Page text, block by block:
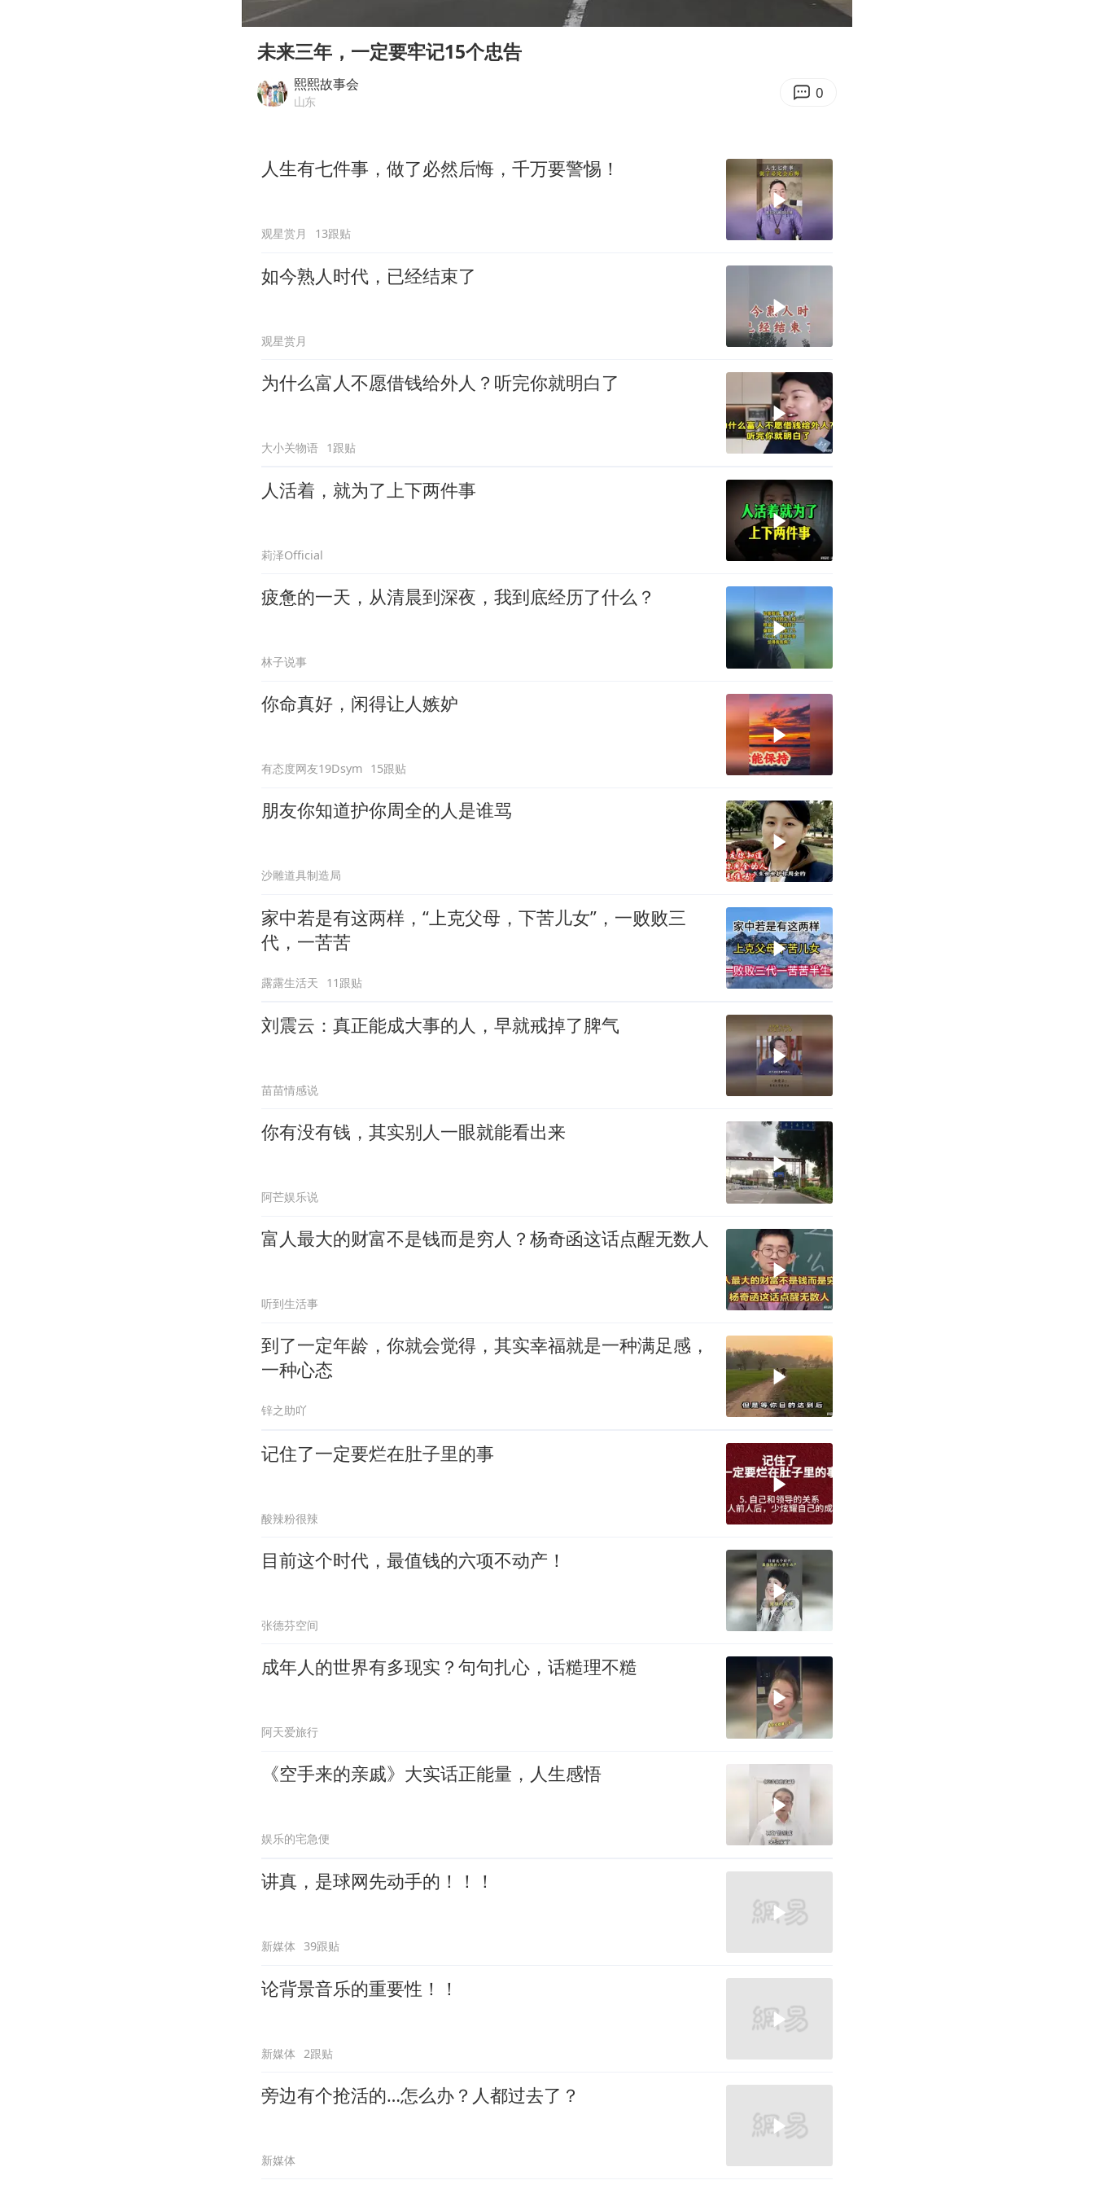
急诊医生漏诊致2岁患儿死亡获刑1年
李在明：韩国进入国家灾难状态
张家界中心汽车站候车厅漏水如瀑布
Play
00:00
Enter
未来三年，一定要牢记15个忠告
熙熙故事会
山东 0
人生有七件事，做了必然后悔，千万要警惕！
观星赏月 13跟贴
如今熟人时代，已经结束了
观星赏月
为什么富人不愿借钱给外人？听完你就明白了
大小关物语 1跟贴
人活着，就为了上下两件事
莉泽Official
疲惫的一天，从清晨到深夜，我到底经历了什么？
林子说事
你命真好，闲得让人嫉妒
有态度网友19Dsym 15跟贴
朋友你知道护你周全的人是谁骂
沙雕道具制造局
家中若是有这两样，“上克父母，下苦儿女”，一败败三
代，一苦苦
露露生活天 11跟贴
刘震云：真正能成大事的人，早就戒掉了脾气
苗苗情感说
你有没有钱，其实别人一眼就能看出来
阿芒娱乐说
富人最大的财富不是钱而是穷人？杨奇函这话点醒无数人
听到生活事
到了一定年龄，你就会觉得，其实幸福就是一种满足感，
一种心态
锌之助吖
记住了一定要烂在肚子里的事
酸辣粉很辣
目前这个时代，最值钱的六项不动产！
张德芬空间
成年人的世界有多现实？句句扎心，话糙理不糙
阿天爱旅行
《空手来的亲戚》大实话正能量，人生感悟
娱乐的宅急便
讲真，是球网先动手的！！！
新媒体 39跟贴
论背景音乐的重要性！！
新媒体 2跟贴
旁边有个抢活的…怎么办？人都过去了？
新媒体